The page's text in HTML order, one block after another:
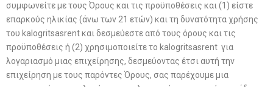
συμφωνείτε με τους Όρους και τις προϋποθέσεις και (1) είστε
επαρκούς ηλικίας (άνω των 21 ετών) και τη δυνατότητα χρήσης
του kalogritsasrent και δεσμεύεστε από τους όρους και τις
προϋποθέσεις ή (2) χρησιμοποιείτε το kalogritsasrent για
λογαριασμό μιας επιχείρησης, δεσμεύοντας έτσι αυτή την
επιχείρηση με τους παρόντες Όρους, σας παρέχουμε μια